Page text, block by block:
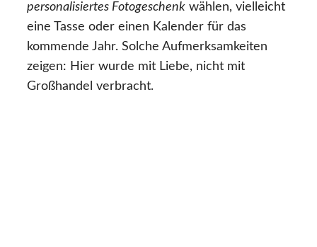
personalisiertes Fotogeschenk wählen, vielleicht
eine Tasse oder einen Kalender für das
kommende Jahr. Solche Aufmerksamkeiten
zeigen: Hier wurde mit Liebe, nicht mit
Großhandel verbracht.